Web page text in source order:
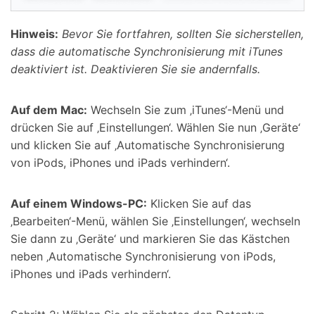
Hinweis: Bevor Sie fortfahren, sollten Sie sicherstellen,
dass die automatische Synchronisierung mit iTunes
deaktiviert ist. Deaktivieren Sie sie andernfalls.
Auf dem Mac: Wechseln Sie zum ‚iTunes‘-Menü und
drücken Sie auf ‚Einstellungen‘. Wählen Sie nun ‚Geräte‘
und klicken Sie auf ‚Automatische Synchronisierung
von iPods, iPhones und iPads verhindern‘.
Auf einem Windows-PC: Klicken Sie auf das
‚Bearbeiten‘-Menü, wählen Sie ‚Einstellungen‘, wechseln
Sie dann zu ‚Geräte‘ und markieren Sie das Kästchen
neben ‚Automatische Synchronisierung von iPods,
iPhones und iPads verhindern‘.